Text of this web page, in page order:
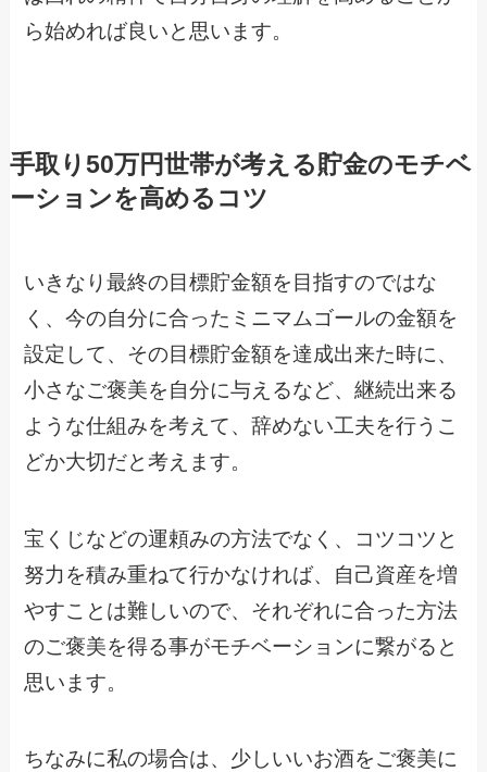
ら始めれば良いと思います。
手取り50万円世帯が考える貯金のモチベ
ーションを高めるコツ
いきなり最終の目標貯金額を目指すのではな
く、今の自分に合ったミニマムゴールの金額を
設定して、その目標貯金額を達成出来た時に、
小さなご褒美を自分に与えるなど、継続出来る
ような仕組みを考えて、辞めない工夫を行うこ
どか大切だと考えます。
宝くじなどの運頼みの方法でなく、コツコツと
努力を積み重ねて行かなければ、自己資産を増
やすことは難しいので、それぞれに合った方法
のご褒美を得る事がモチベーションに繋がると
思います。
ちなみに私の場合は、少しいいお酒をご褒美に